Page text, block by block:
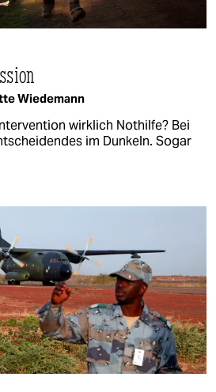
Wiedemann
wirklich Nothilfe? Bei
im Dunkeln. Sogar